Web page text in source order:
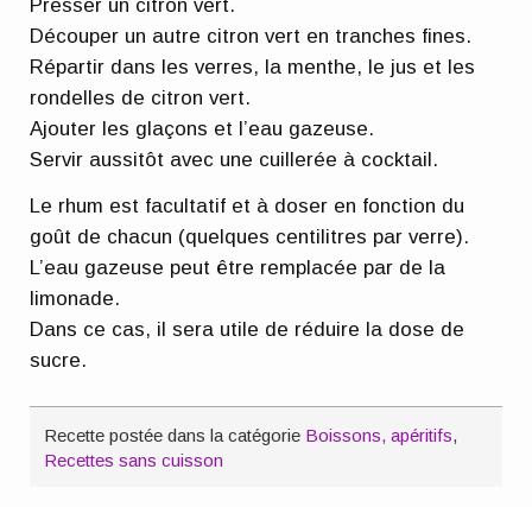
Presser un citron vert.
Découper un autre citron vert en tranches fines.
Répartir dans les verres, la menthe, le jus et les
rondelles de citron vert.
Ajouter les glaçons et l’eau gazeuse.
Servir aussitôt avec une cuillerée à cocktail.
Le rhum est facultatif et à doser en fonction du
goût de chacun (quelques centilitres par verre).
L’eau gazeuse peut être remplacée par de la
limonade.
Dans ce cas, il sera utile de réduire la dose de
sucre.
Recette postée dans la catégorie Boissons, apéritifs,
Recettes sans cuisson